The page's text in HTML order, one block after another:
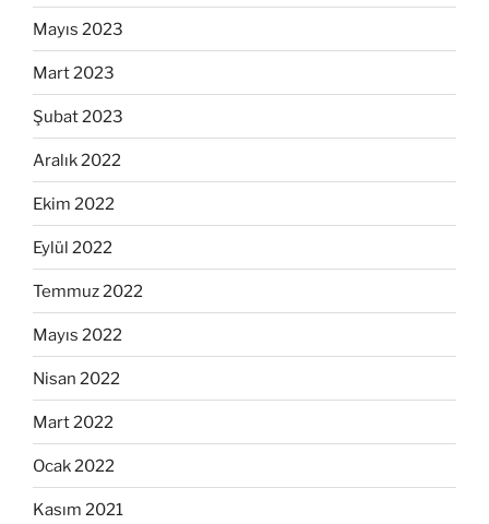
Mayıs 2023
Mart 2023
Şubat 2023
Aralık 2022
Ekim 2022
Eylül 2022
Temmuz 2022
Mayıs 2022
Nisan 2022
Mart 2022
Ocak 2022
Kasım 2021